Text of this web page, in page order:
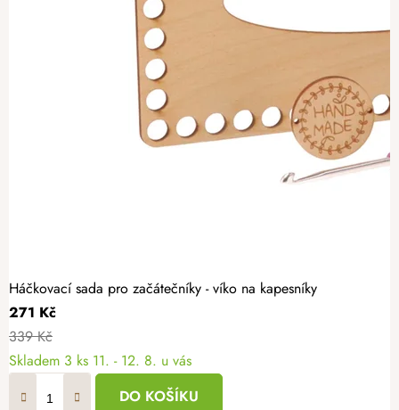
Háčkovací sada pro začátečníky - víko na kapesníky
271 Kč
339 Kč
Skladem 3 ks 11. - 12. 8. u vás
DO KOŠÍKU